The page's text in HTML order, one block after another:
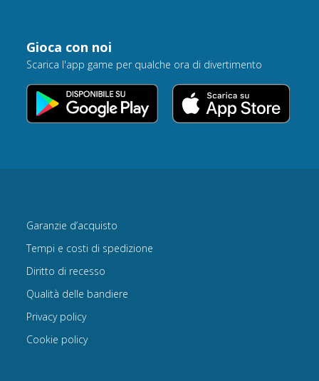
Gioca con noi
Scarica l'app game per qualche ora di divertimento
Garanzie d’acquisto
Tempi e costi di spedizione
Diritto di recesso
Qualità delle bandiere
Privacy policy
Cookie policy